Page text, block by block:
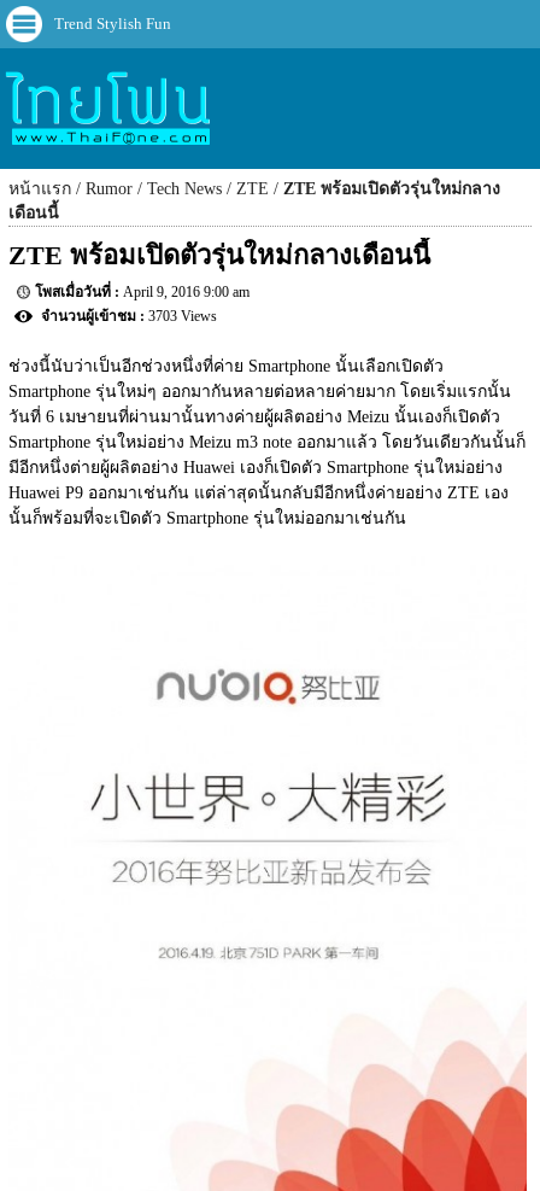
Trend Stylish Fun
หน้าแรก Rumor Tech News ZTE
ZTE พร้อมเปิดตัวรุ่นใหม่กลาง
เดือนนี้
ZTE พร้อมเปิดตัวรุ่นใหม่กลางเดือนนี้
April 9, 2016 9:00 am
3703 Views
ช่วงนี้นับว่าเป็นอีกช่วงหนึ่งที่ค่าย Smartphone นั้นเลือกเปิดตัว
Smartphone รุ่นใหม่ๆ ออกมากันหลายต่อหลายค่ายมาก โดยเริ่มแรกนั้น
วันที่ 6 เมษายนที่ผ่านมานั้นทางค่ายผู้ผลิตอย่าง Meizu นั้นเองก็เปิดตัว
Smartphone รุ่นใหม่อย่าง Meizu m3 note ออกมาแล้ว โดยวันเดียวกันนั้นก็
มีอีกหนึ่งต่ายผู้ผลิตอย่าง Huawei เองก็เปิดตัว Smartphone รุ่นใหม่อย่าง
Huawei P9 ออกมาเช่นกัน แต่ล่าสุดนั้นกลับมีอีกหนึ่งค่ายอย่าง ZTE เอง
นั้นก็พร้อมที่จะเปิดตัว Smartphone รุ่นใหม่ออกมาเช่นกัน